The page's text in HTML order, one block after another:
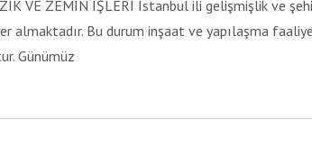
VE ZEMİN İŞLERİ İstanbul ili gelişmişlik ve
almaktadır. Bu durum inşaat ve yapılaşma
Günümüz